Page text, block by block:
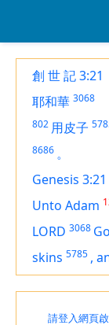
創 世 記 3:21
耶和華 3068
802 用皮子
8686 。
Genesis 3:21
Unto Adam
LORD 3068
skins 5785 ,
請登入網頁